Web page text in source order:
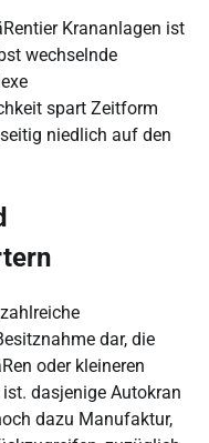
Krananlagen ist
wechselnde
spart Zeitform
niedlich auf den
dar, die
oder kleineren
dasjenige Autokran
dazu Manufaktur,